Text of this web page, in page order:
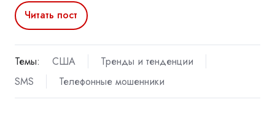
Читать пост
Темы: США
Тренды и тенденции
SMS
Телефонные мошенники